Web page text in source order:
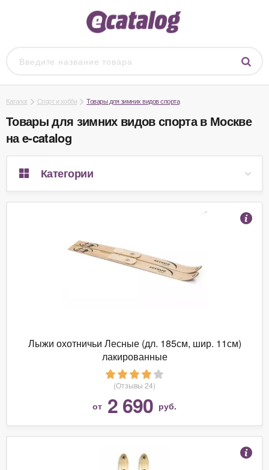
Каталог Спорт и хобби Товары для зимних видов спорта
Товары для зимних видов спорта в Москве
на e-catalog
Категории
Лыжи охотничьи Лесные (дл. 185см, шир. 11см)
лакированные
(Отзывы 24)
от 2 690 руб.